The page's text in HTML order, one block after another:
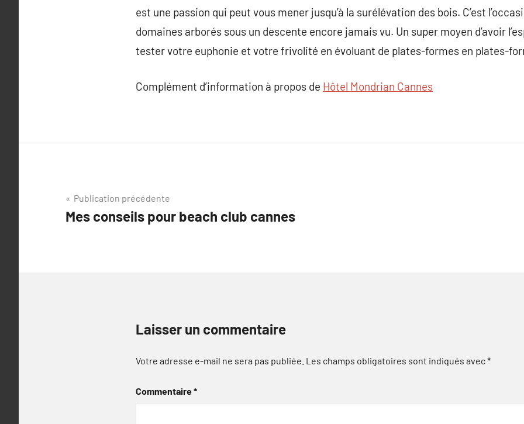
est une passion qui peut vous mener jusqu’à la surélévation des bois. C’est
domaines arborés sous un descente encore jamais vu. Un super moyen d’avoir
tester votre euphonie et votre frivolité en évoluant de plates-formes en plates-
Complément d’information à propos de Hôtel Mondrian Cannes
Navigation
de
Publication précédente
Mes conseils pour beach club cannes
Laisser un commentaire
Votre adresse e-mail ne sera pas publiée. Les champs obligatoires sont indiqués avec*
Commentaire*